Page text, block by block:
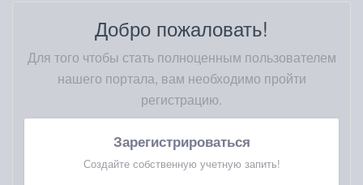
Добро пожаловать!
Для того чтобы стать полноценным пользователем
нашего портала, вам необходимо пройти
регистрацию.
Зарегистрироваться
Создайте собственную учетную запить!